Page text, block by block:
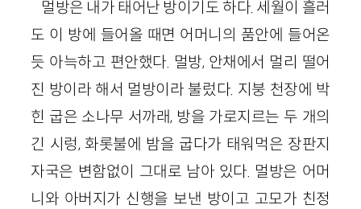
멀방은 내가 태어난 방이기도 하다. 세월이 흘러
도 이 방에 들어올 때면 어머니의 품안에 들어온
듯 아늑하고 편안했다. 멀방, 안채에서 멀리 떨어
진 방이라 해서 멀방이라 불렀다. 지붕 천장에 박
힌 굽은 소나무 서까래, 방을 가로지르는 두 개의
긴 시렁, 화롯불에 밤을 굽다가 태워먹은 장판지
자국은 변함없이 그대로 남아 있다. 멀방은 어머
니와 아버지가 신행을 보낸 방이고 고모가 친정